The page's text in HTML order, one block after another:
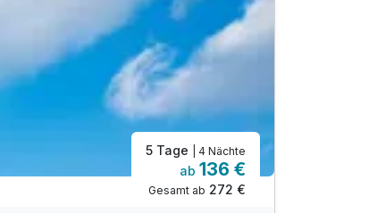
5 Tage | 4 Nächte
ab 136 €
Gesamt ab 272 €